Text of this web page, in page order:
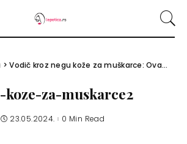
>Vodič kroz negu kože za muškarce: Ova 4 skincare proizvoda su im potrebna
koze-za-muskarce2
23.05.2024. 0 Min Read